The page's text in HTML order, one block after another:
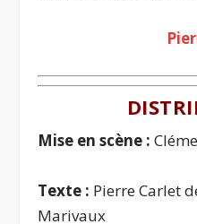
Mise en scène :
Texte : Pierre Carlet
Marivaux